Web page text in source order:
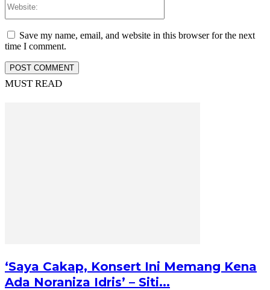
Save my name, email, and website in this browser for the next
time I comment.
MUST READ
‘Saya Cakap, Konsert Ini Memang Kena
Ada Noraniza Idris’ – Siti...